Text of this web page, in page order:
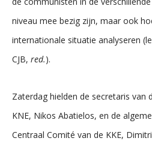
niveau mee bezig zijn, maar ook
internationale situatie analyseren
CJB, red.).
Zaterdag hielden de secretaris van
KNE, Nikos Abatielos, en de
Centraal Comité van de KKE,